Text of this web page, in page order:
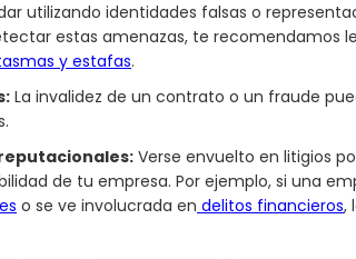
utilizando identidades falsas o
estas amenazas, te recomendamos
y estafas.
La invalidez de un contrato o un fraude
Verse envuelto en litigios
de tu empresa. Por ejemplo, si una
o se ve involucrada en delitos financieros,